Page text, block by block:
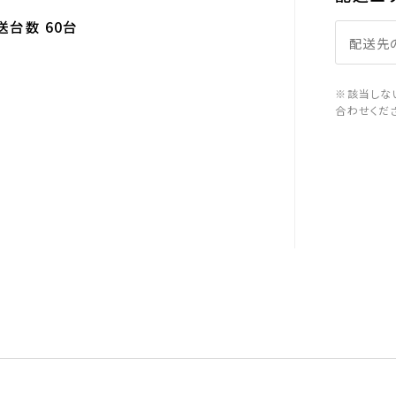
台数 60台
※該当しな
合わせくだ